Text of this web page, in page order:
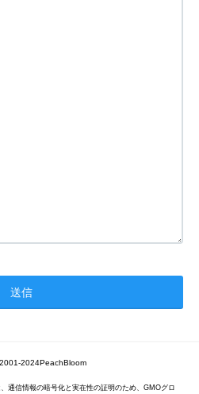
2024PeachBloom
通信情報の暗号化と実在性の証明のため、GMOグロ